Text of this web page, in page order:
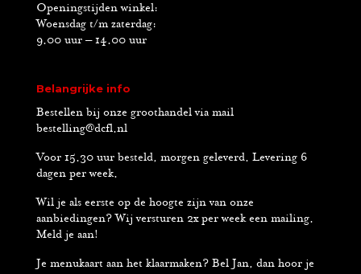
Openingstijden winkel:
Woensdag t/m zaterdag:
9.00 uur – 14.00 uur
Belangrijke info
Bestellen bij onze groothandel via mail
bestelling@dcfl.nl
Voor 15.30 uur besteld, morgen geleverd. Levering 6
dagen per week.
Wil je als eerste op de hoogte zijn van onze
aanbiedingen? Wij versturen 2x per week een mailing.
Meld je aan!
Je menukaart aan het klaarmaken? Bel Jan, dan hoor je